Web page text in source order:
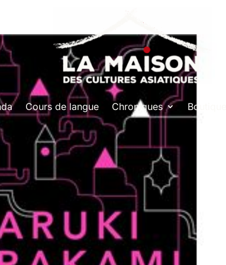
Cours de langue Chroniques Boutique